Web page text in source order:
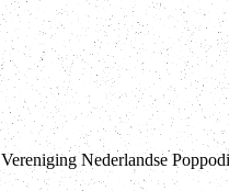
Vereniging Nederlandse